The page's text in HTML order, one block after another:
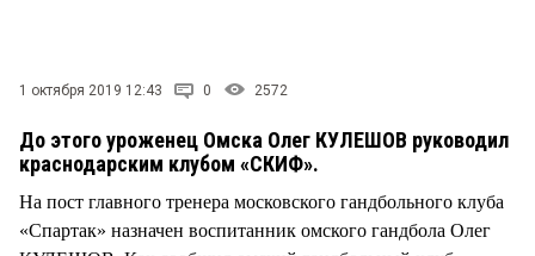
1 октября 2019 12:43 0 2572
До этого уроженец Омска Олег КУЛЕШОВ руководил
краснодарским клубом «СКИФ».
На пост главного тренера московского гандбольного клуба
«Спартак» назначен воспитанник омского гандбола Олег